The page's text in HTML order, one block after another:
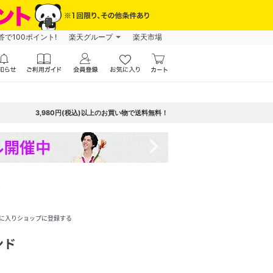
で100ポイント! 楽天グループ 楽天市場
3,980円(税込)以上のお買い物で送料無料！
入りショップに登録する